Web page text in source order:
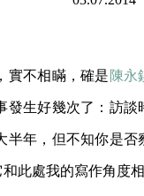
實不相瞞，確是 陳永
生好幾次了：訪
年，但不知你是否
此處我的寫作角度